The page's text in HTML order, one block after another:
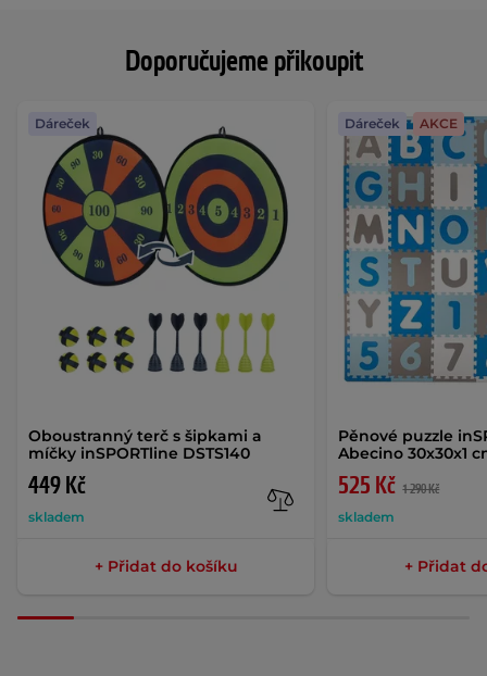
Doporučujeme přikoupit
Oboustranný terč s šipkami a
míčky inSPORTline DSTS140
449 Kč
skladem
Dáreček
+ Přidat do košíku
Pěnové puzzle
Abecino 30x30x1
525 Kč 1 290 Kč
skladem
Dáreček AKCE
+ Přidat